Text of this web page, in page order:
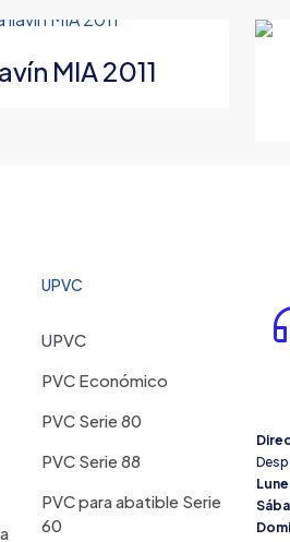
Guarda mi
electrónico y
navegador
MIA 2011
UPVC
UPVC
PVC Económico
PVC Serie 80
PVC Serie 88
PVC para abatible Serie
60